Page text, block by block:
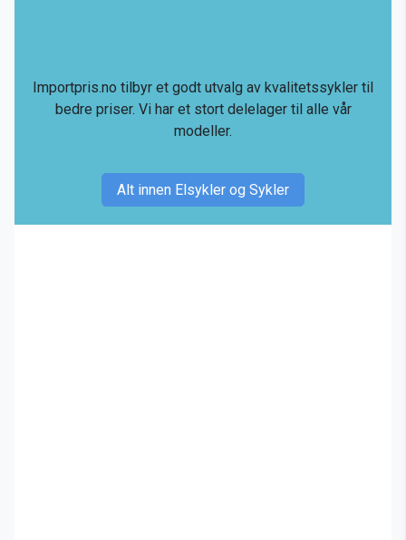
Importpris.no tilbyr et godt utvalg av kvalitetssykler til
bedre priser. Vi har et stort delelager til alle vår
modeller.
Alt innen Elsykler og Sykler